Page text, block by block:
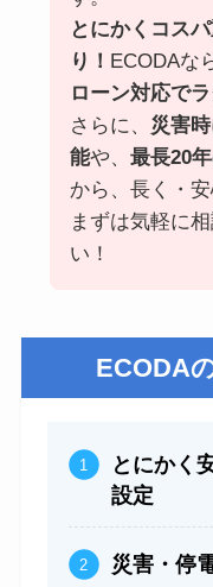
とにかくコス
り！ ECODAな
ローン対応で
さらに、 災害
能や、 最長20
から、長く・
まずは気軽に
い！
ECODA
とにかく
設定
災害・停